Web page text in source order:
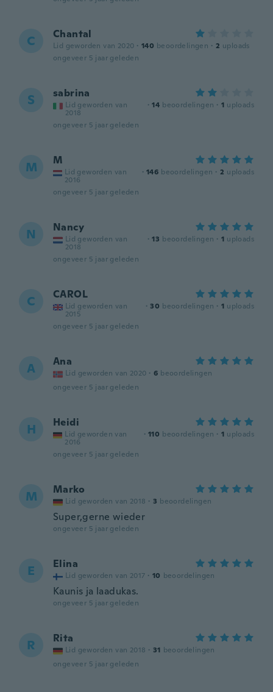
C Chantal
Lid geworden van 2020 · 140 beoordelingen · 2 uploads
ongeveer 5 jaar geleden
S sabrina
Lid geworden van
2018
· 14 beoordelingen · 1 uploads
ongeveer 5 jaar geleden
M M
Lid geworden van
2016
· 146 beoordelingen · 2 uploads
ongeveer 5 jaar geleden
N Nancy
Lid geworden van
2018
· 13 beoordelingen · 1 uploads
ongeveer 5 jaar geleden
C CAROL
Lid geworden van
2015
· 30 beoordelingen · 1 uploads
ongeveer 5 jaar geleden
A Ana
Lid geworden van 2020 · 6 beoordelingen
ongeveer 5 jaar geleden
H Heidi
Lid geworden van
2016
· 110 beoordelingen · 1 uploads
ongeveer 5 jaar geleden
M Marko
Lid geworden van 2018 · 3 beoordelingen
Super,gerne wieder
ongeveer 5 jaar geleden
E Elina
Lid geworden van 2017 · 10 beoordelingen
Kaunis ja laadukas.
ongeveer 5 jaar geleden
R Rita
Lid geworden van 2018 · 31 beoordelingen
ongeveer 5 jaar geleden